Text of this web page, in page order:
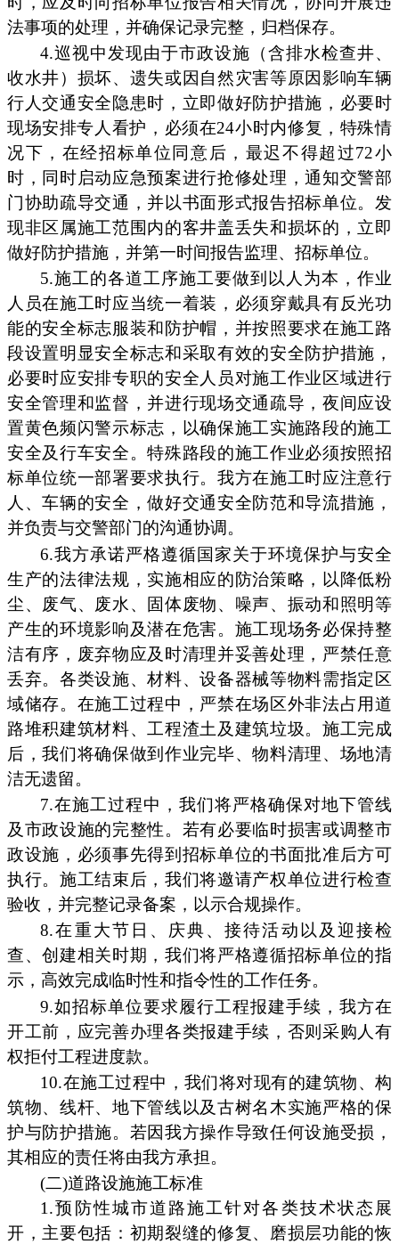
法事项的处理，并确保记录完整，归档保存。
4.巡视中发现由于市政设施（含排水检查井、
收水井）损坏、遗失或因自然灾害等原因影响车辆
行人交通安全隐患时，立即做好防护措施，必要时
现场安排专人看护，必须在24小时内修复，特殊情
况下，在经招标单位同意后，最迟不得超过72小
时，同时启动应急预案进行抢修处理，通知交警部
门协助疏导交通，并以书面形式报告招标单位。发
现非区属施工范围内的客井盖丢失和损坏的，立即
做好防护措施，并第一时间报告监理、招标单位。
5.施工的各道工序施工要做到以人为本，作业
人员在施工时应当统一着装，必须穿戴具有反光功
能的安全标志服装和防护帽，并按照要求在施工路
段设置明显安全标志和采取有效的安全防护措施，
必要时应安排专职的安全人员对施工作业区域进行
安全管理和监督，并进行现场交通疏导，夜间应设
置黄色频闪警示标志，以确保施工实施路段的施工
安全及行车安全。特殊路段的施工作业必须按照招
标单位统一部署要求执行。我方在施工时应注意行
人、车辆的安全，做好交通安全防范和导流措施，
并负责与交警部门的沟通协调。
6.我方承诺严格遵循国家关于环境保护与安全
生产的法律法规，实施相应的防治策略，以降低粉
尘、废气、废水、固体废物、噪声、振动和照明等
产生的环境影响及潜在危害。施工现场务必保持整
洁有序，废弃物应及时清理并妥善处理，严禁任意
丢弃。各类设施、材料、设备器械等物料需指定区
域储存。在施工过程中，严禁在场区外非法占用道
路堆积建筑材料、工程渣土及建筑垃圾。施工完成
后，我们将确保做到作业完毕、物料清理、场地清
洁无遗留。
7.在施工过程中，我们将严格确保对地下管线
及市政设施的完整性。若有必要临时损害或调整市
政设施，必须事先得到招标单位的书面批准后方可
执行。施工结束后，我们将邀请产权单位进行检查
验收，并完整记录备案，以示合规操作。
8.在重大节日、庆典、接待活动以及迎接检
查、创建相关时期，我们将严格遵循招标单位的指
示，高效完成临时性和指令性的工作任务。
9.如招标单位要求履行工程报建手续，我方在
开工前，应完善办理各类报建手续，否则采购人有
权拒付工程进度款。
10.在施工过程中，我们将对现有的建筑物、构
筑物、线杆、地下管线以及古树名木实施严格的保
护与防护措施。若因我方操作导致任何设施受损，
其相应的责任将由我方承担。
(二)道路设施施工标准
1.预防性城市道路施工针对各类技术状态展
开，主要包括：初期裂缝的修复、磨损层功能的恢